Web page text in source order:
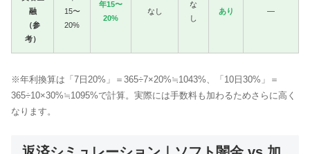
融
（参
考）
15〜
20%
年15〜
20%
なし
な
し
あり —
※年利換算は「7日20%」＝365÷7×20%≒1043%、「10日30%」＝
365÷10×30%≒1095%で計算。実際には手数料も加わるためさらに高く
なります。